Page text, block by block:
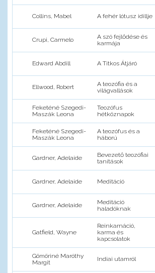
Collins, Mabel A fehér lótusz idillje
Crupi, Carmelo
A szó fejlődése és
karmája
Edward Abdill A Titkos Átjáró
Ellwood, Robert
A teozófia és a
világvallások
Feketéné Szegedi-
Maszák Leona
Teozófus
hétköznapok
Feketéné Szegedi-
Maszák Leona
A teozófus és a
háború
Gardner, Adelaide
Bevezető teozófiai
tanítások
Gardner, Adelaide Meditáció
Gardner, Adelaide
Meditáció
haladóknak
Gatfield, Wayne
Reinkarnáció,
karma és
kapcsolatok
Gömöriné Maróthy
Margit
Indiai utamról